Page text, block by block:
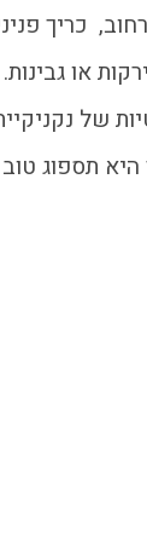
כריך
או
של
תספוג